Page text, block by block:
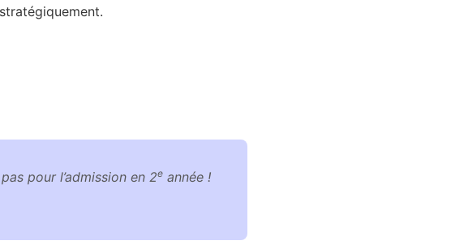
pour l’admission en 2e année !